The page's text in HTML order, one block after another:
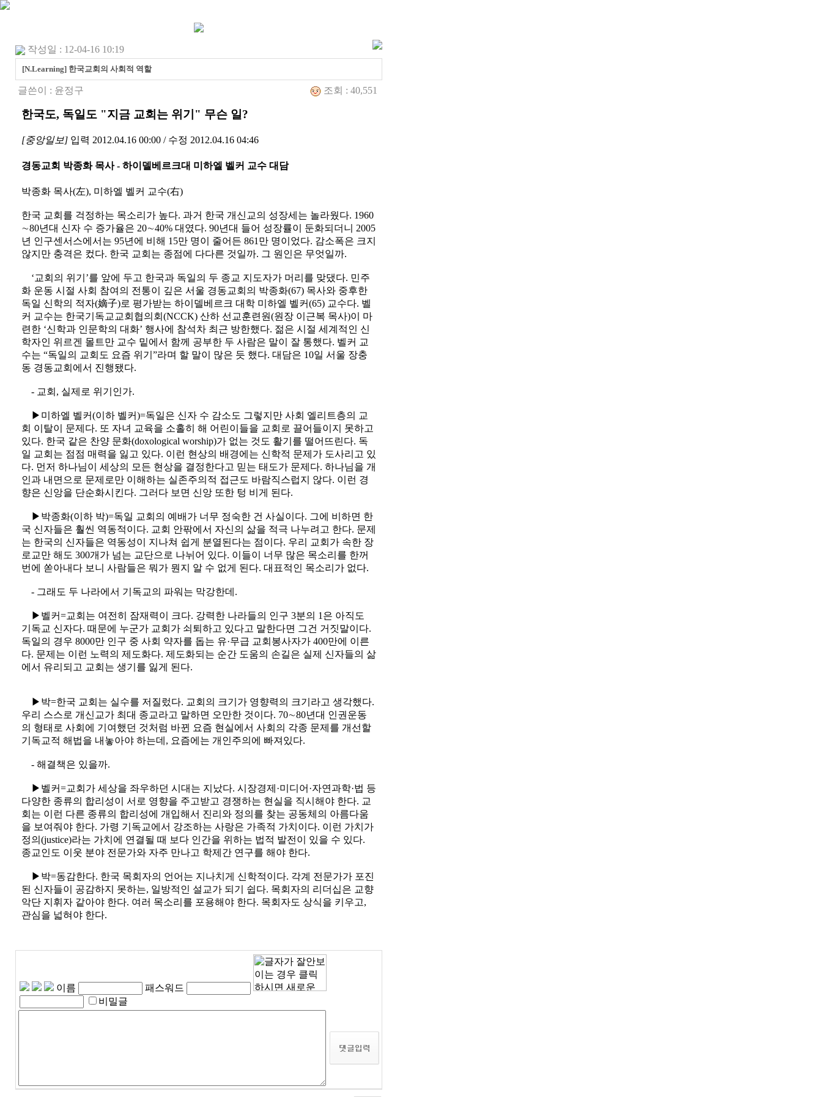
작성일 : 12-04-16 10:19
[N.Learning] 한국교회의 사회적 역할
글쓴이 : 윤정구 조회 : 40,551
한국도, 독일도 "지금 교회는 위기" 무슨 일?
[중앙일보] 입력 2012.04.16 00:00 / 수정 2012.04.16 04:46
경동교회 박종화 목사 - 하이델베르크대 미하엘 벨커 교수 대담
박종화 목사(左), 미하엘 벨커 교수(右)
한국 교회를 걱정하는 목소리가 높다. 과거 한국 개신교의 성장세는 놀라웠다. 1960
∼80년대 신자 수 증가율은 20∼40% 대였다. 90년대 들어 성장률이 둔화되더니 2005
년 인구센서스에서는 95년에 비해 15만 명이 줄어든 861만 명이었다. 감소폭은 크지
않지만 충격은 컸다. 한국 교회는 종점에 다다른 것일까. 그 원인은 무엇일까.
‘교회의 위기’를 앞에 두고 한국과 독일의 두 종교 지도자가 머리를 맞댔다. 민주
화 운동 시절 사회 참여의 전통이 깊은 서울 경동교회의 박종화(67) 목사와 중후한
독일 신학의 적자(嫡子)로 평가받는 하이델베르크 대학 미하엘 벨커(65) 교수다. 벨
커 교수는 한국기독교교회협의회(NCCK) 산하 선교훈련원(원장 이근복 목사)이 마
련한 ‘신학과 인문학의 대화’ 행사에 참석차 최근 방한했다. 젊은 시절 세계적인 신
학자인 위르겐 몰트만 교수 밑에서 함께 공부한 두 사람은 말이 잘 통했다. 벨커 교
수는 “독일의 교회도 요즘 위기”라며 할 말이 많은 듯 했다. 대담은 10일 서울 장충
동 경동교회에서 진행됐다.
- 교회, 실제로 위기인가.
▶미하엘 벨커(이하 벨커)=독일은 신자 수 감소도 그렇지만 사회 엘리트층의 교
회 이탈이 문제다. 또 자녀 교육을 소홀히 해 어린이들을 교회로 끌어들이지 못하고
있다. 한국 같은 찬양 문화(doxological worship)가 없는 것도 활기를 떨어뜨린다. 독
일 교회는 점점 매력을 잃고 있다. 이런 현상의 배경에는 신학적 문제가 도사리고 있
다. 먼저 하나님이 세상의 모든 현상을 결정한다고 믿는 태도가 문제다. 하나님을 개
인과 내면으로 문제로만 이해하는 실존주의적 접근도 바람직스럽지 않다. 이런 경
향은 신앙을 단순화시킨다. 그러다 보면 신앙 또한 텅 비게 된다.
▶박종화(이하 박)=독일 교회의 예배가 너무 정숙한 건 사실이다. 그에 비하면 한
국 신자들은 훨씬 역동적이다. 교회 안팎에서 자신의 삶을 적극 나누려고 한다. 문제
는 한국의 신자들은 역동성이 지나쳐 쉽게 분열된다는 점이다. 우리 교회가 속한 장
로교만 해도 300개가 넘는 교단으로 나뉘어 있다. 이들이 너무 많은 목소리를 한꺼
번에 쏟아내다 보니 사람들은 뭐가 뭔지 알 수 없게 된다. 대표적인 목소리가 없다.
- 그래도 두 나라에서 기독교의 파워는 막강한데.
▶벨커=교회는 여전히 잠재력이 크다. 강력한 나라들의 인구 3분의 1은 아직도
기독교 신자다. 때문에 누군가 교회가 쇠퇴하고 있다고 말한다면 그건 거짓말이다.
독일의 경우 8000만 인구 중 사회 약자를 돕는 유·무급 교회봉사자가 400만에 이른
다. 문제는 이런 노력의 제도화다. 제도화되는 순간 도움의 손길은 실제 신자들의 삶
에서 유리되고 교회는 생기를 잃게 된다.
▶박=한국 교회는 실수를 저질렀다. 교회의 크기가 영향력의 크기라고 생각했다.
우리 스스로 개신교가 최대 종교라고 말하면 오만한 것이다. 70∼80년대 인권운동
의 형태로 사회에 기여했던 것처럼 바뀐 요즘 현실에서 사회의 각종 문제를 개선할
기독교적 해법을 내놓아야 하는데, 요즘에는 개인주의에 빠져있다.
- 해결책은 있을까.
▶벨커=교회가 세상을 좌우하던 시대는 지났다. 시장경제·미디어·자연과학·법 등
다양한 종류의 합리성이 서로 영향을 주고받고 경쟁하는 현실을 직시해야 한다. 교
회는 이런 다른 종류의 합리성에 개입해서 진리와 정의를 찾는 공동체의 아름다움
을 보여줘야 한다. 가령 기독교에서 강조하는 사랑은 가족적 가치이다. 이런 가치가
정의(justice)라는 가치에 연결될 때 보다 인간을 위하는 법적 발전이 있을 수 있다.
종교인도 이웃 분야 전문가와 자주 만나고 학제간 연구를 해야 한다.
▶박=동감한다. 한국 목회자의 언어는 지나치게 신학적이다. 각계 전문가가 포진
된 신자들이 공감하지 못하는, 일방적인 설교가 되기 쉽다. 목회자의 리더십은 교향
악단 지휘자 같아야 한다. 여러 목소리를 포용해야 한다. 목회자도 상식을 키우고,
관심을 넓혀야 한다.
이름
패스워드
비밀글